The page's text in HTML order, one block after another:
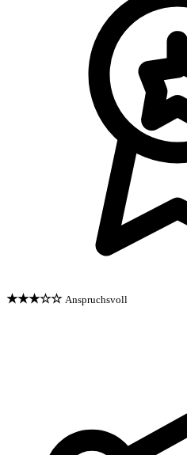
★★★☆☆ Anspruchsvoll